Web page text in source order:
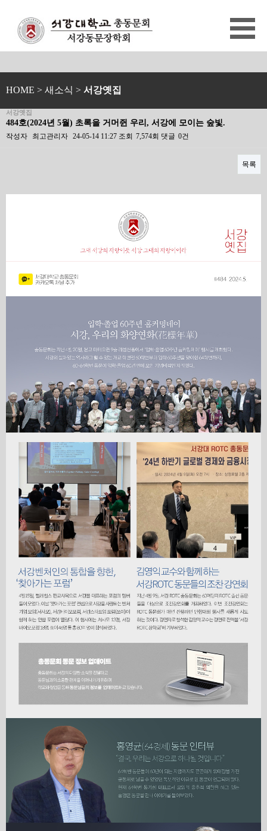
HOME > 새소식 > 서강옛집
서강옛집
484호(2024년 5월) 초록을 거머쥔 우리, 서강에 모이는 숲빛.
작성자 최고관리자 24-05-14 11:27 조회 7,574회 댓글 0건
목록
본문